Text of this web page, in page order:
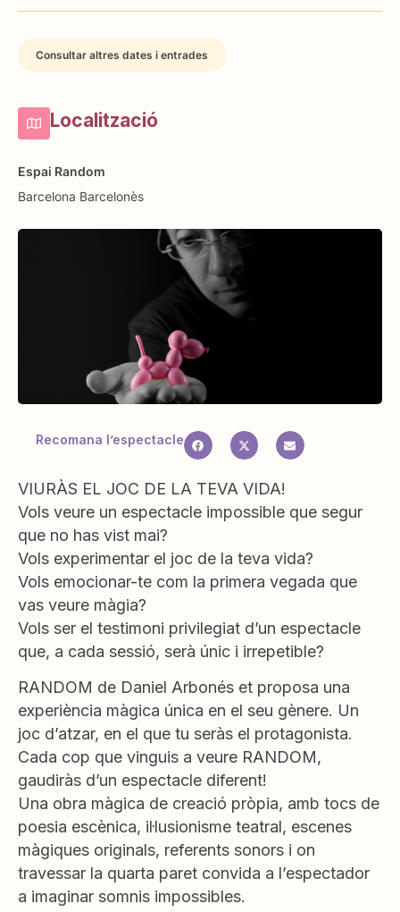
Consultar altres dates i entrades
Localització
Espai Random
Barcelona Barcelonès
Recomana l’espectacle
VIURÀS EL JOC DE LA TEVA VIDA!
Vols veure un espectacle impossible que segur
que no has vist mai?
Vols experimentar el joc de la teva vida?
Vols emocionar-te com la primera vegada que
vas veure màgia?
Vols ser el testimoni privilegiat d’un espectacle
que, a cada sessió, serà únic i irrepetible?
RANDOM de Daniel Arbonés et proposa una
experiència màgica única en el seu gènere. Un
joc d’atzar, en el que tu seràs el protagonista.
Cada cop que vinguis a veure RANDOM,
gaudiràs d’un espectacle diferent!
Una obra màgica de creació pròpia, amb tocs de
poesia escènica, il·lusionisme teatral, escenes
màgiques originals, referents sonors i on
travessar la quarta paret convida a l’espectador
a imaginar somnis impossibles.